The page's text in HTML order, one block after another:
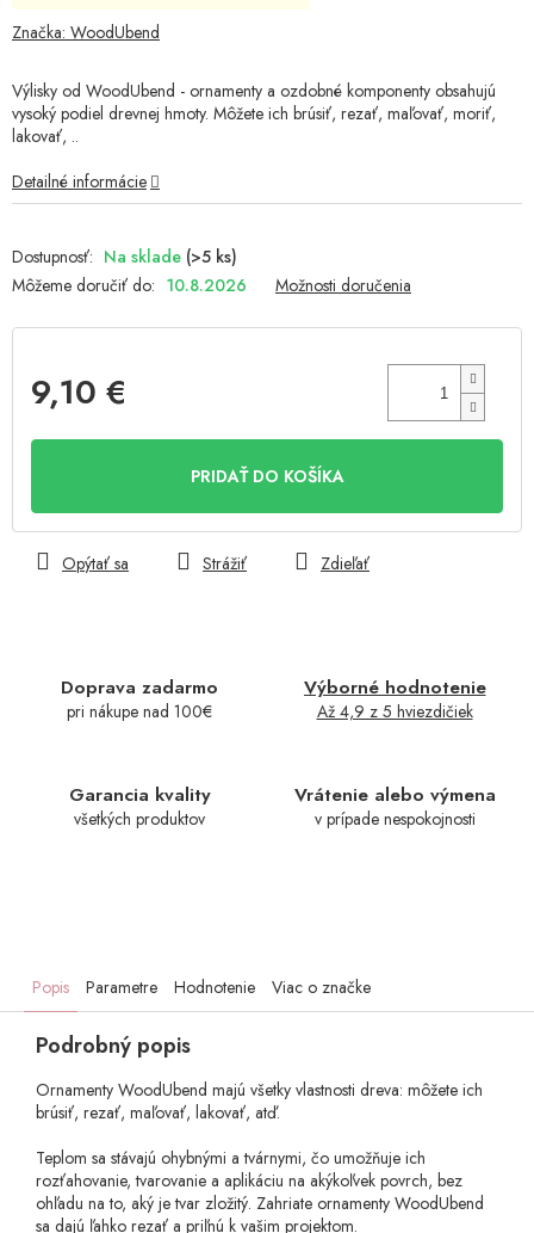
Na sklade (>5 ks)
Môžeme doručiť do: 10.8.2026 Možnosti doručenia
9,10 €
PRIDAŤ DO KOŠÍKA
Doprava zadarmo
pri nákupe nad 100€
Výborné hodnotenie
Až 4,9 z 5 hviezdičiek
Garancia kvality
všetkých produktov
Vrátenie alebo výmena
v prípade nespokojnosti
Výlisky od WoodUbend - ornamenty a ozdobné komponenty obsahujú
vysoký podiel drevnej hmoty. Môžete ich brúsiť, rezať, maľovať, moriť,
lakovať, ..
Detailné informácie
Opýtať sa Strážiť Zdieľať
produktu
z
5
hviezdičiek.
Značka: WoodUbend
Popis Parametre Hodnotenie Viac o značke
Podrobný popis
Ornamenty WoodUbend majú všetky vlastnosti dreva: môžete ich
brúsiť, rezať, maľovať, lakovať, atď.
Teplom sa stávajú ohybnými a tvárnymi, čo umožňuje ich
rozťahovanie, tvarovanie a aplikáciu na akýkoľvek povrch, bez
ohľadu na to, aký je tvar zložitý. Zahriate ornamenty WoodUbend
sa dajú ľahko rezať a priľnú k vašim projektom.